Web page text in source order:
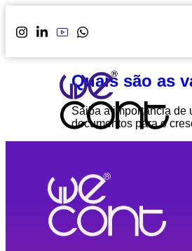
Quais são as
Saiba a importância de
documentos para o